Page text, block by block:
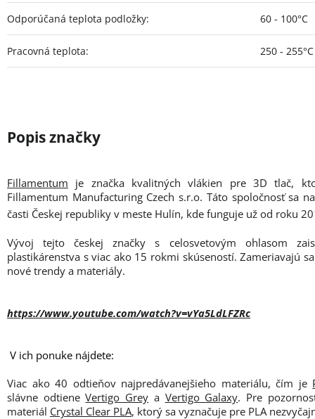
Odporúčaná teplota podložky: 60 - 100°C
Pracovná teplota: 250 - 255°C
Fillamentum je značka kvalitných vlákien pre 3D tlač,
Fillamentum Manufacturing Czech s.r.o. Táto spoločnosť sa
časti Českej republiky v meste Hulín, kde funguje už od roku
Vývoj tejto českej značky s celosvetovým ohlasom
plastikárenstva s viac ako 15 rokmi skúseností. Zameriavajú
nové trendy a materiály.
https://www.youtube.com/watch?v=vYa5LdLFZRc
V ich ponuke nájdete:
Viac ako 40 odtieňov najpredávanejšieho materiálu, čím je
slávne odtieneVertigo Grey a Vertigo Galaxy. Pre
materiál Crystal Clear PLA, ktorý sa vyznačuje pre PLA